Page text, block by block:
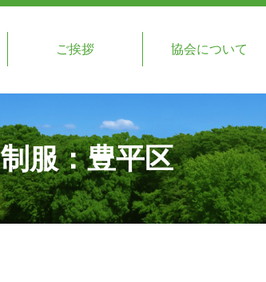
ご挨拶 協会について
制服：豊平区